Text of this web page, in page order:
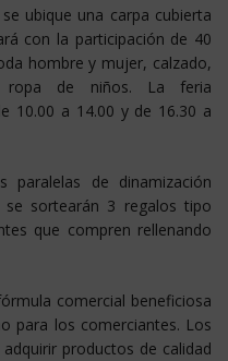
ubique una carpa cubierta
con la participación de 40
hombre y mujer, calzado,
ropa de niños. La feria
10.00 a 14.00 y de 16.30 a
paralelas de dinamización
sortearán 3 regalos tipo
que compren rellenando
comercial beneficiosa
para los comerciantes. Los
productos de calidad